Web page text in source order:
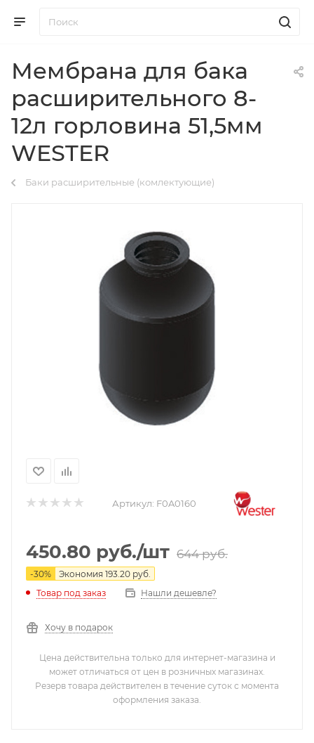
Мембрана для бака
расширительного 8-
12л горловина 51,5мм
WESTER
Баки расширительные (комлектующие)
Артикул: F0A0160
450.80 руб./шт 644руб.
-30% Экономия 193.20 руб.
Товар под заказ
Нашли дешевле?
Хочу в подарок
Цена действительна только для интернет-магазина и
может отличаться от цен в розничных магазинах.
Резерв товара действителен в течение суток с момента
оформления заказа.